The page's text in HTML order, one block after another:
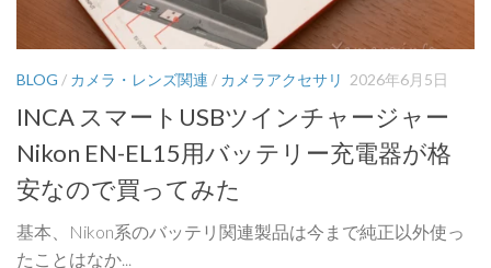
BLOG / カメラ・レンズ関連 / カメラアクセサリ 2026年6月5日
INCA スマートUSBツインチャージャー
Nikon EN-EL15用バッテリー充電器が格
安なので買ってみた
基本、Nikon系のバッテリ関連製品は今まで純正以外使っ
たことはなか...